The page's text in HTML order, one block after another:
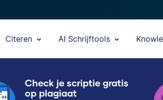
Citeren AI Schrijftools
Check je scriptie gratis
op plagiaat